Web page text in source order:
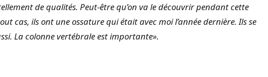
de qualités. Peut-être qu’on va le découvrir pendant cette
cas, ils ont une ossature qui était avec moi l’année dernière. Ils se
La colonne vertébrale est importante».